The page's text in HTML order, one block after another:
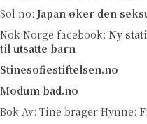
Sol.no: Japan øker den
Nok.Norge facebook: Ny
til utsatte barn
Stinesofiestiftelsen.no
Modum bad.no
Bok Av: Tine brager Hynne: